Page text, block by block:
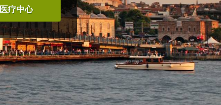
疗中心